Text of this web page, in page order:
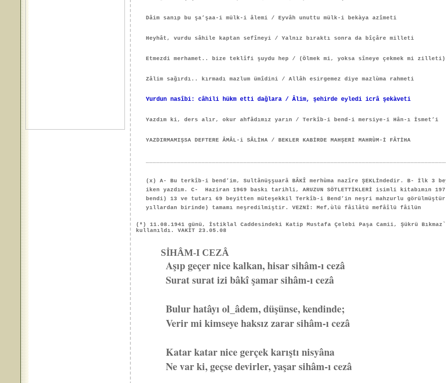
Dâim sanıp bu şa’şaa-i mülk-i âlemi / Eyvâh unuttu mülk-i bekàya azîmeti
Heyhât, vurdu sâhile kaptan sefîneyi / Yalnız bıraktı sonra da bîçâre milleti
Etmezdi merhamet.. bize teklîfi şuydu hep / (Ölmek mi, yoksa sîneye çekmek mi zilleti)
Zâlim sağırdı.. kırmadı mazlum ümîdini / Allâh esirgemez diye mazlùma rahmeti
Yurdun nasîbi: câhili hükm etti dağlara / Âlim, şehirde eyledi icrâ şekàveti
Yazdım ki, ders alır, okur ahfâdımız yarın / Terkîb-i bend-i mersiye-i Hân-ı İsmet’i
YAZDIRMAMIŞSA DEFTERE ÂMÂL-i SÂLİHA / BEKLER KABİRDE MAHŞERİ MAHRÙM-İ FÂTİHA
(x) A- Bu terkîb-i bend’im, Sultânüşşuarâ BÂKÎ merhùma nazîre ŞEKLİndedir. B- İlk 3
iken yazdım. C- Haziran 1969 baskı tarihli, ARUZUN SÖTLETTİKLERİ isimli kitabımın
bendi) 13 ve tutarı 69 beyitten müteşekkil Terkîb-i Bend’in neşri mahzurlu
yıllardan birinde) tamamı neşredilmiştir. VEZNİ: Mef,ùlü fâilâtü mefâîlü fâilün
(*) 11.08.1941 günü, İstiklal Caddesindeki Katip Mustafa Çelebi Paşa Camii, Şükrü
kullanıldı. VAKİT 23.05.08
SİHÂM-I CEZÂ
Aşıp geçer nice kalkan, hisar sihâm-ı cezâ
Surat surat izi bâkî şamar sihâm-ı cezâ
Bulur hatâyı ol_âdem, düşünse, kendinde;
Verir mi kimseye haksız zarar sihâm-ı cezâ
Katar katar nice gerçek karıştı nisyâna
Ne var ki, geçse devirler, yaşar sihâm-ı cezâ